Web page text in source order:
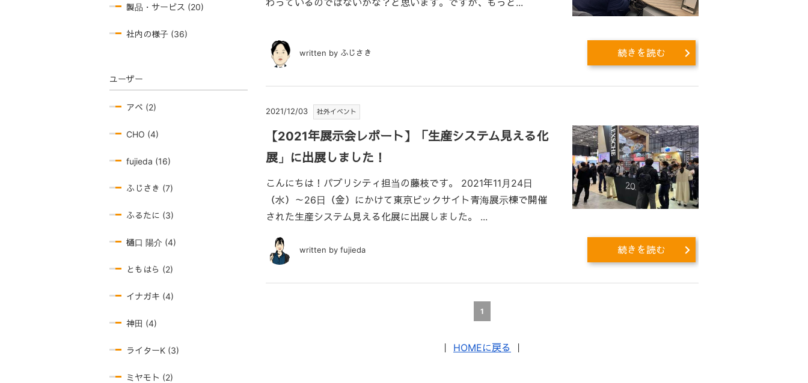
わっているのではないかな？と思います。ですが、もっと...
written by ふじさき 続きを読む
2021/12/03 社外イベント
【2021年展示会レポート】「生産システム見える化
展」に出展しました！
こんにちは！パブリシティ担当の藤枝です。 2021年11月24日
（水）～26日（金）にかけて東京ビックサイト青海展示棟で開催
された生産システム見える化展に出展しました。 ...
written by fujieda 続きを読む
1
｜ HOMEに戻る ｜
製品・サービス (20)
社内の様子 (36)
ユーザー
アベ (2)
CHO (4)
fujieda (16)
ふじさき (7)
ふるたに (3)
樋口 陽介 (4)
ともはら (2)
イナガキ (4)
神田 (4)
ライターK (3)
ミヤモト (2)